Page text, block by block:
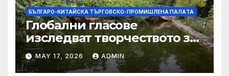
БЪЛГАРО-КИТАЙСКА ТЪРГОВСКО-ПРОМИШЛЕНА ПАЛAТА
Глобални гласове
изследват творчеството за
устойчиви градове в Wuxi
MAY 17, 2026 ADMIN